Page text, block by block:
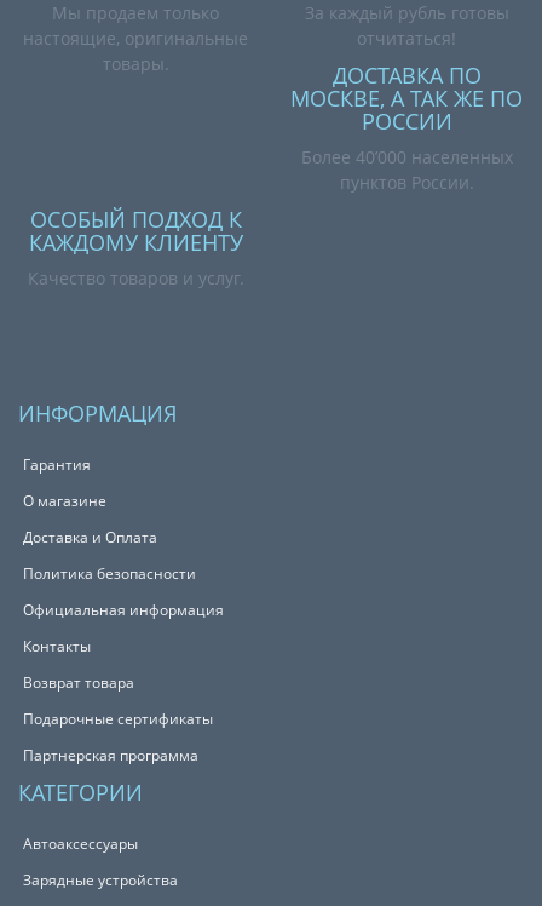
Мы продаем только
настоящие, оригинальные
товары.
За каждый рубль готовы
отчитаться!
ДОСТАВКА ПО
МОСКВЕ, А ТАК ЖЕ ПО
РОССИИ
Более 40’000 населенных
пунктов России.
ОСОБЫЙ ПОДХОД К
КАЖДОМУ КЛИЕНТУ
Качество товаров и услуг.
ИНФОРМАЦИЯ
Гарантия
О магазине
Доставка и Оплата
Политика безопасности
Официальная информация
Контакты
Возврат товара
Подарочные сертификаты
Партнерская программа
КАТЕГОРИИ
Автоаксессуары
Зарядные устройства